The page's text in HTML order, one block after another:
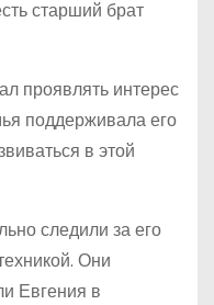
старший брат
проявлять интерес
поддерживала его
в этой
следили за его
Они
Евгения в